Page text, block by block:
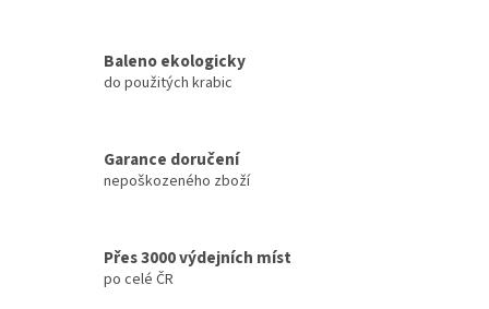
Baleno ekologicky
do použitých krabic
Garance doručení
nepoškozeného zboží
Přes 3000 výdejních míst
po celé ČR